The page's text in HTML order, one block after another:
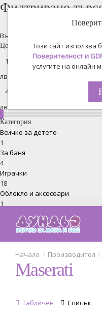
Филтрирано
Възстановяване на всички
Цена
лв. -
лв.
Категория
Всичко за детето
1
За баня
4
Играчки
18
Облекло и аксесоари
1
Хранене
Спорт
2
Обзавеждане за стая
Този сайт използва
Поверителност и
услугите на онлайн
Производител
Maserati
Табличен Списък